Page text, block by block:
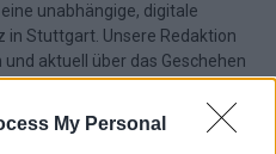
My Personal
unabhängige, digitale
Stuttgart. Unsere Redaktion
aktuell über das Geschehen
und der Welt. Wir verbinden
Handwerk mit modernen
und nah an den Menschen.